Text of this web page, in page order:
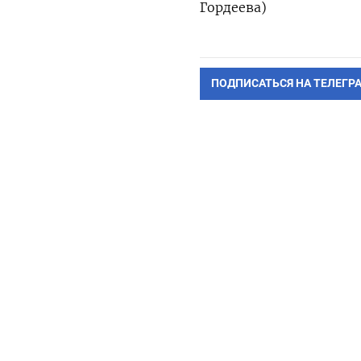
Гордеева)
ПОДПИСАТЬСЯ НА